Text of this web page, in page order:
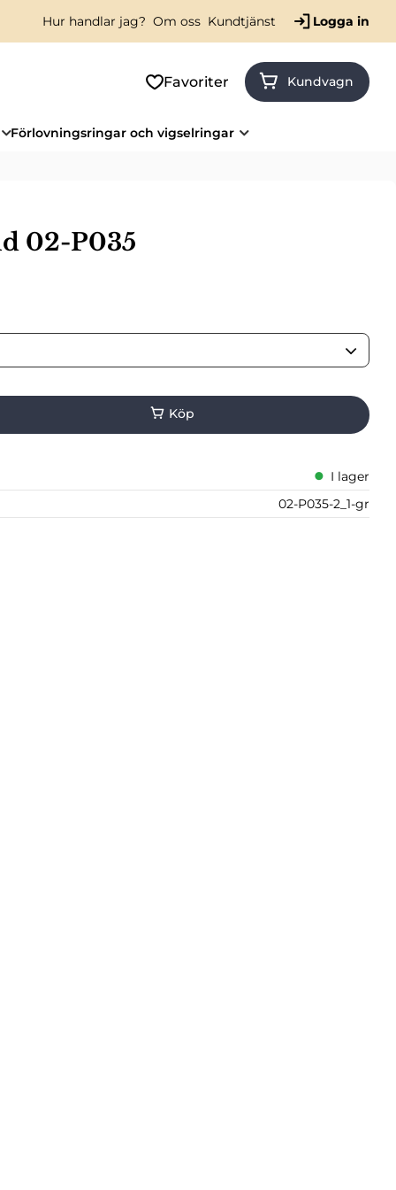
Hur handlar jag? Om oss Kundtjänst Logga in
Favoriter Kundvagn
Förlovningsringar och vigselringar
02-P035
I lager
02-P035-2_1-gr